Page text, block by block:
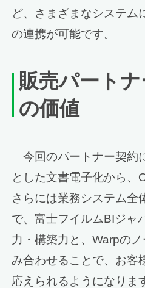
ど、さまざまなシステム
の連携が可能です。
販売パート
の価値
今回のパートナー契約
とした文書電子化から、
さらには業務システム全
で、富士フイルムBIジャ
力・構築力と、Warpの
み合わせることで、お客
応えられるようになりま